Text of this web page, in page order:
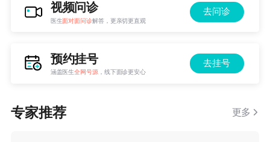
视频问诊
医生面对面问诊解答，更亲切更直观
去问诊
预约挂号
涵盖医生全网号源，线下面诊更安心
去挂号
专家推荐 更多